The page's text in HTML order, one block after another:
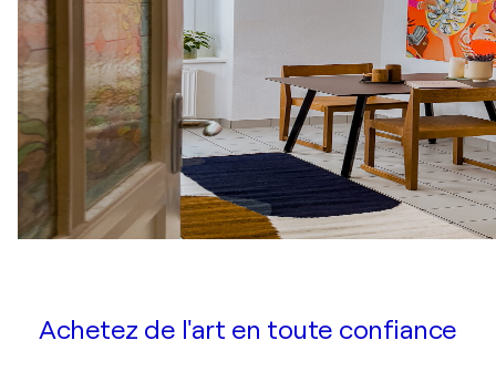
Achetez de l'art en toute confiance